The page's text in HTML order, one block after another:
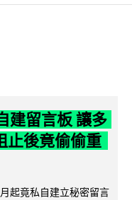
建留言板 讓多
止後竟偷偷重
起竟私自建立秘密留言